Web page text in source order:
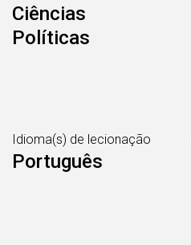
Ciências
Políticas
Idioma(s) de lecionação
Português